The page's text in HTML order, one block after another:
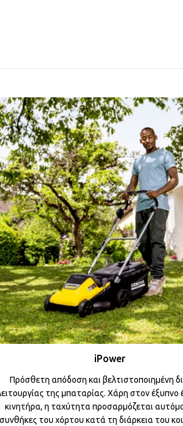
iPower
Πρόσθετη απόδοση και βελτιστοποιημένη
της μπαταρίας. Χάρη στον έξυπνο
κινητήρα, η ταχύτητα προσαρμόζεται
συνθήκες του χόρτου κατά τη διάρκεια του